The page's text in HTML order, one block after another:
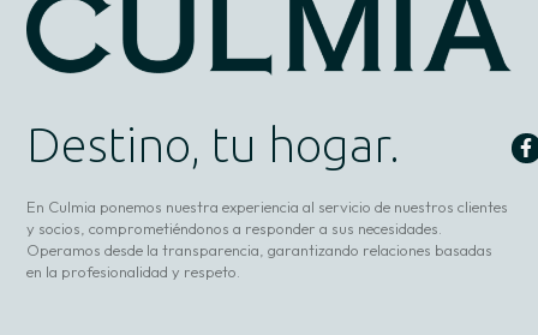
Destino, tu hogar.
En Culmia ponemos nuestra experiencia al servicio de nuestros clientes
y socios, comprometiéndonos a responder a sus necesidades.
Operamos desde la transparencia, garantizando relaciones basadas
en la profesionalidad y respeto.